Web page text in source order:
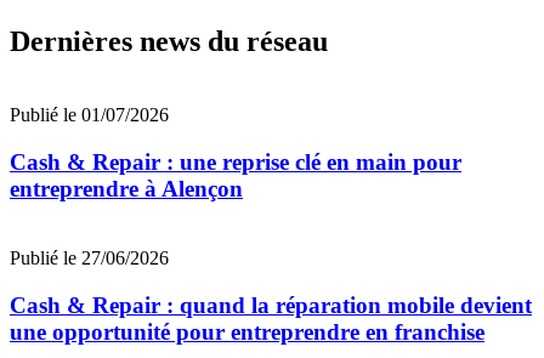
Dernières news du réseau
Publié le 01/07/2026
Cash & Repair : une reprise clé en main pour
entreprendre à Alençon
Publié le 27/06/2026
Cash & Repair : quand la réparation mobile devient
une opportunité pour entreprendre en franchise